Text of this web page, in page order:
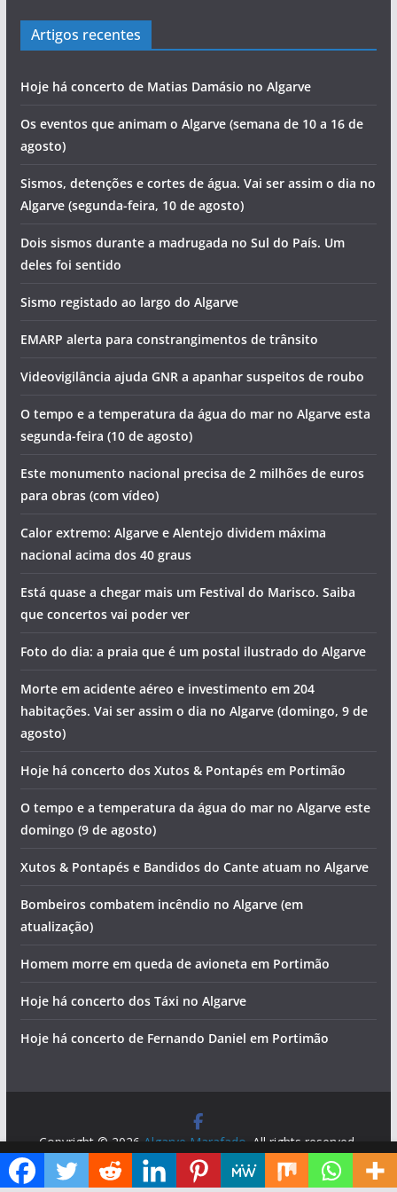
Artigos recentes
Hoje há concerto de Matias Damásio no Algarve
Os eventos que animam o Algarve (semana de 10 a 16 de
agosto)
Sismos, detenções e cortes de água. Vai ser assim o dia no
Algarve (segunda-feira, 10 de agosto)
Dois sismos durante a madrugada no Sul do País. Um
deles foi sentido
Sismo registado ao largo do Algarve
EMARP alerta para constrangimentos de trânsito
Videovigilância ajuda GNR a apanhar suspeitos de roubo
O tempo e a temperatura da água do mar no Algarve esta
segunda-feira (10 de agosto)
Este monumento nacional precisa de 2 milhões de euros
para obras (com vídeo)
Calor extremo: Algarve e Alentejo dividem máxima
nacional acima dos 40 graus
Está quase a chegar mais um Festival do Marisco. Saiba
que concertos vai poder ver
Foto do dia: a praia que é um postal ilustrado do Algarve
Morte em acidente aéreo e investimento em 204
habitações. Vai ser assim o dia no Algarve (domingo, 9 de
agosto)
Hoje há concerto dos Xutos & Pontapés em Portimão
O tempo e a temperatura da água do mar no Algarve este
domingo (9 de agosto)
Xutos & Pontapés e Bandidos do Cante atuam no Algarve
Bombeiros combatem incêndio no Algarve (em
atualização)
Homem morre em queda de avioneta em Portimão
Hoje há concerto dos Táxi no Algarve
Hoje há concerto de Fernando Daniel em Portimão
Copyright © 2026 Algarve Marafado . All rights reserved.
Theme:
ColorMag by ThemeGrill. Powered by WordPress
Diga ao Google que o Algarve Marafado é uma das suas fontes de informação preferidas